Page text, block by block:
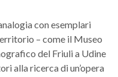
con esemplari
– come il Museo
del Friuli a Udine
alla ricerca di un’opera